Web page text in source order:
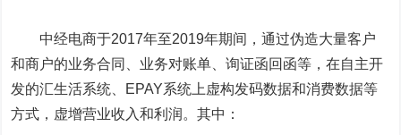
中经电商于2017年至2019年期间，通过伪造大量客户
和商户的业务合同、业务对账单、询证函回函等，在自主开
发的汇生活系统、EPAY系统上虚构发码数据和消费数据等
方式，虚增营业收入和利润。其中：